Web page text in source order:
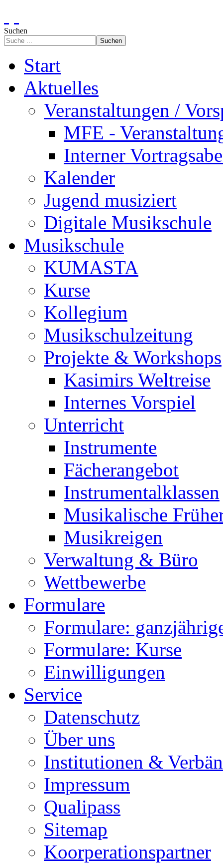
Suchen
Suchen
Start
Aktuelles
Veranstaltungen /
MFE -
Interner
Kalender
Jugend musiziert
Digitale Musikschule
Musikschule
KUMASTA
Kurse
Kollegium
Musikschulzeitung
Projekte & Workshops
Kasimirs Weltreise
Internes Vorspiel
Unterricht
Instrumente
Fächerangebot
Instrumentalklassen
Musikalische
Musikreigen
Verwaltung & Büro
Wettbewerbe
Formulare
Formulare:
Formulare: Kurse
Einwilligungen
Service
Datenschutz
Über uns
Institutionen &
Impressum
Qualipass
Sitemap
Koorperationspartner